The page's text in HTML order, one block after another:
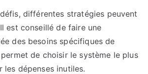
différentes stratégies peuvent
est conseillé de faire une
des besoins spécifiques de
permet de choisir le système le plus
les dépenses inutiles.